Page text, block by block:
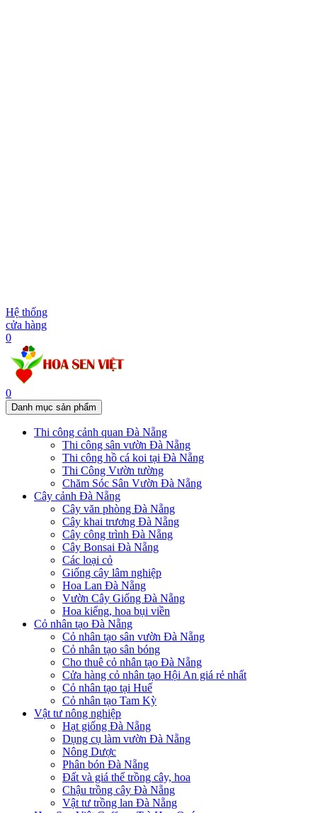
Hệ thống
cửa hàng
0
0
Danh mục sản phẩm
Thi công cảnh quan Đà Nẵng
Thi công sân vườn Đà Nẵng
Thi công hồ cá koi tại Đà Nẵng
Thi Công Vườn tường
Chăm Sóc Sân Vườn Đà Nẵng
Cây cảnh Đà Nẵng
Cây văn phòng Đà Nẵng
Cây khai trương Đà Nẵng
Cây công trình Đà Nẵng
Cây Bonsai Đà Nẵng
Các loại cỏ
Giống cây lâm nghiệp
Hoa Lan Đà Nẵng
Vườn Cây Giống Đà Nẵng
Hoa kiểng, hoa bụi viền
Cỏ nhân tạo Đà Nẵng
Cỏ nhân tạo sân vườn Đà Nẵng
Cỏ nhân tạo sân bóng
Cho thuê cỏ nhân tạo Đà Nẵng
Cửa hàng cỏ nhân tạo Hội An giá rẻ nhất
Cỏ nhân tạo tại Huế
Cỏ nhân tạo Tam Kỳ
Vật tư nông nghiệp
Hạt giống Đà Nẵng
Dụng cụ làm vườn Đà Nẵng
Nông Dược
Phân bón Đà Nẵng
Đất và giá thể trồng cây, hoa
Chậu trồng cây Đà Nẵng
Vật tư trồng lan Đà Nẵng